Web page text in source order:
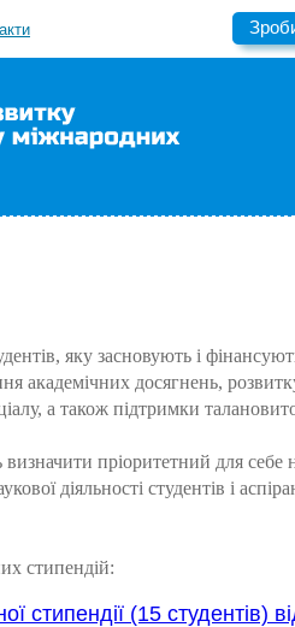
яку засновують і
академічних досягнень,
а також підтримки
пріоритетний для себе
діяльності студентів і
стипендій:
стипендії (15 студентів)